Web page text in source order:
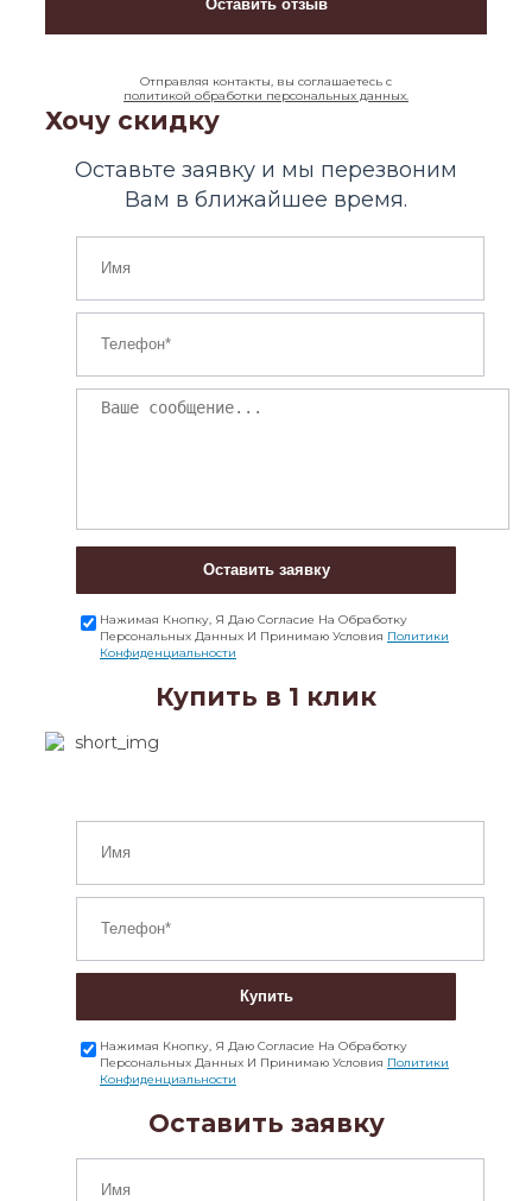
Отправляя контакты, вы соглашаетесь с
политикой обработки персональных данных.
Хочу скидку
Оставьте заявку и мы перезвоним
Вам в ближайшее время.
Оставить заявку
Нажимая Кнопку, Я Даю Согласие На Обработку
Персональных Данных И Принимаю Условия Политики
Конфиденциальности
Купить в 1 клик
Купить
Нажимая Кнопку, Я Даю Согласие На Обработку
Персональных Данных И Принимаю Условия Политики
Конфиденциальности
Оставить заявку